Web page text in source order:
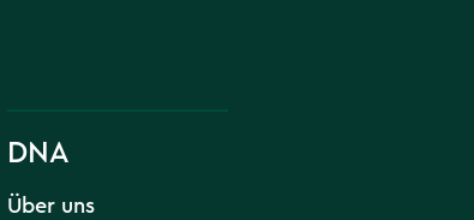
DNA
Über uns